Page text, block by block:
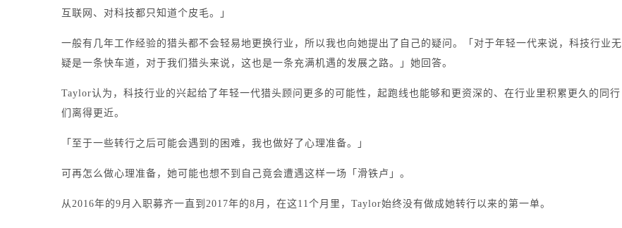
互联网、对科技都只知道个皮毛。」
一般有几年工作经验的猎头都不会轻易地更换行业，所以我也向她提出了自己的疑问。
「对于年轻一代来说，科技行业无
疑是一条快车道，对于我们猎头来说，这也是一条充满机遇的发展之路。」她回答。
Taylor认为，科技行业的兴起给了年轻一代猎头顾问更多的可能性，起跑线也能够和更资深的、在行业里积累更久的同行
们离得更近。
「至于一些转行之后可能会遇到的困难，我也做好了心理准备。」
可再怎么做心理准备，她可能也想不到自己竟会遭遇这样一场「滑铁卢」。
从2016年的9月入职募齐一直到2017年的8月，在这11个月里，Taylor始终没有做成她转行以来的第一单。